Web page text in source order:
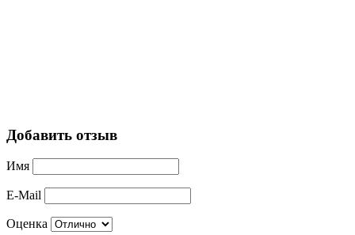
Добавить отзыв
Имя
E-Mail
Оценка